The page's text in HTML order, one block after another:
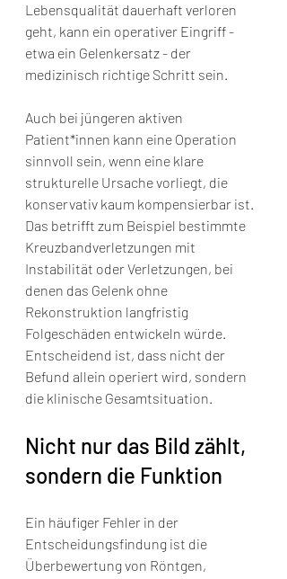
Lebensqualität dauerhaft verloren
geht, kann ein operativer Eingriff -
etwa ein Gelenkersatz - der
medizinisch richtige Schritt sein.
Auch bei jüngeren aktiven
Patient*innen kann eine Operation
sinnvoll sein, wenn eine klare
strukturelle Ursache vorliegt, die
konservativ kaum kompensierbar ist.
Das betrifft zum Beispiel bestimmte
Kreuzbandverletzungen mit
Instabilität oder Verletzungen, bei
denen das Gelenk ohne
Rekonstruktion langfristig
Folgeschäden entwickeln würde.
Entscheidend ist, dass nicht der
Befund allein operiert wird, sondern
die klinische Gesamtsituation.
Nicht nur das Bild zählt,
sondern die Funktion
Ein häufiger Fehler in der
Entscheidungsfindung ist die
Überbewertung von Röntgen,